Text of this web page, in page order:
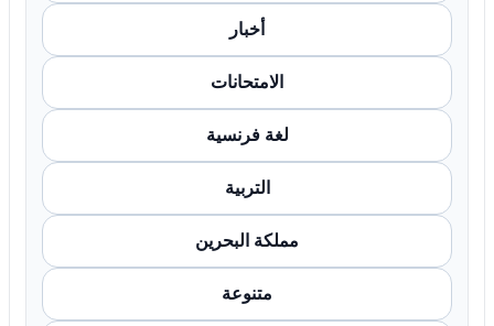
أخبار
الامتحانات
لغة فرنسية
التربية
مملكة البحرين
متنوعة